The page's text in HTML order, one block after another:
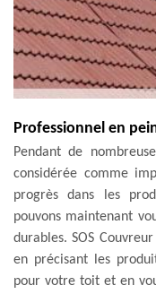
Professionnel en
Pendant de
considérée comme
progrès dans les
pouvons maintenant
durables. SOS
en précisant les
pour votre toit et en